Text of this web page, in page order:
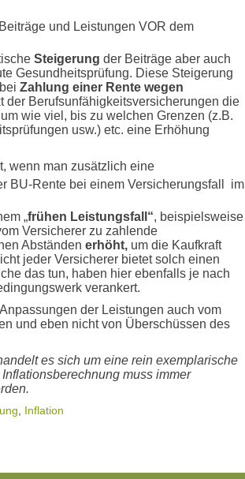
und Leistungen VOR dem
Steigerung der Beiträge aber auch
Gesundheitsprüfung. Diese Steigerung
Zahlung einer Rente wegen
der Berufsunfähigkeitsversicherungen die
wie viel, bis zu welchen Grenzen (z.B.
usw.) etc. eine Erhöhung
wenn man zusätzlich eine
BU-Rente bei einem Versicherungsfall im
„frühen Leistungsfall“, beispielsweise
Versicherer zu zahlende
Abständen erhöht, um die Kaufkraft
jeder Versicherer bietet solch einen
das tun, haben hier ebenfalls je nach
verankert.
der Leistungen auch vom
und eben nicht von Überschüssen des
es sich um eine rein exemplarische
muss immer
Inflation